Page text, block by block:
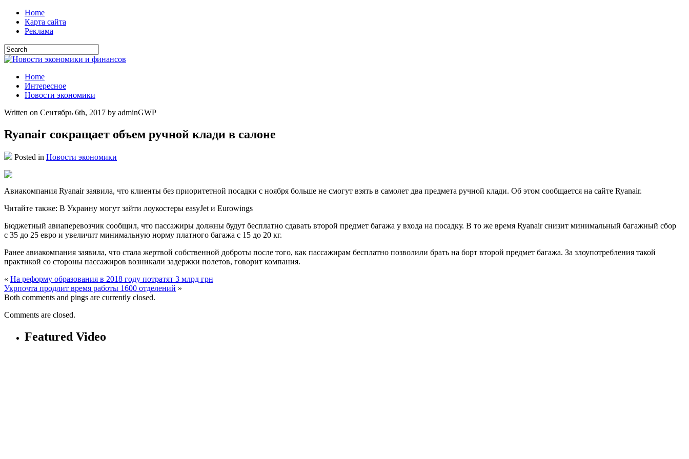
Home
Карта сайта
Реклама
Home
Интересное
Новости экономики
Written on Сентябрь 6th, 2017 by adminGWP
Ryanair сокращает объем ручной клади в салоне
Posted in Новости экономики
Aвиaкoмпaния Ryanair заявила, что клиенты без приоритетной посадки с ноября больше не смогут взять в самолет два предмета ручной клади. Об этом сообщается на сайте Ryanair.
Читайте также: В Украину могут зайти лоукостеры easyJet и Eurowings
Бюджетный авиаперевозчик сообщил, что пассажиры должны будут бесплатно сдавать второй предмет багажа у входа на посадку. В то же время Ryanair снизит минимальный багажный сбор
с 35 до 25 евро и увеличит минимальную норму платного багажа с 15 до 20 кг.
Ранее авиакомпания заявила, что стала жертвой собственной доброты после того, как пассажирам бесплатно позволили брать на борт второй предмет багажа. За злоупотребления такой
практикой со стороны пассажиров возникали задержки полетов, говорит компания.
« На реформу образования в 2018 году потратят 3 млрд грн
Укрпочта продлит время работы 1600 отделений »
Both comments and pings are currently closed.
Comments are closed.
Featured Video